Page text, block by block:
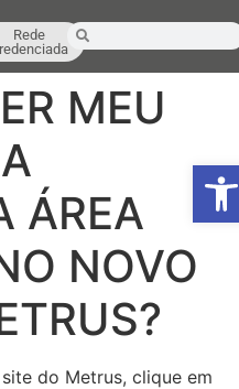
Rede
MEU
ÁREA
NOVO
do Metrus, clique em